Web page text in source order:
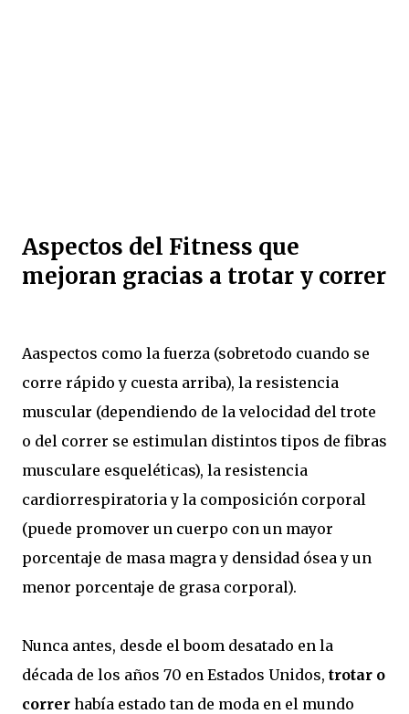
Aspectos del Fitness que
mejoran gracias a trotar y correr
Aaspectos como la fuerza (sobretodo cuando se
corre rápido y cuesta arriba), la resistencia
muscular (dependiendo de la velocidad del trote
o del correr se estimulan distintos tipos de fibras
musculare esqueléticas), la resistencia
cardiorrespiratoria y la composición corporal
(puede promover un cuerpo con un mayor
porcentaje de masa magra y densidad ósea y un
menor porcentaje de grasa corporal).
Nunca antes, desde el boom desatado en la
década de los años 70 en Estados Unidos, trotar o
correr había estado tan de moda en el mundo